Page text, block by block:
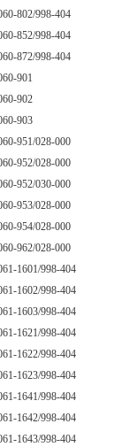
802/998-404
852/998-404
872/998-404
901
902
903
951/028-000
952/028-000
952/030-000
953/028-000
954/028-000
962/028-000
1601/998-404
1602/998-404
1603/998-404
1621/998-404
1622/998-404
1623/998-404
1641/998-404
1642/998-404
1643/998-404